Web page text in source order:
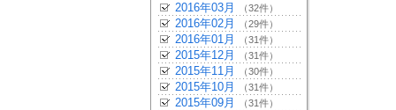
2016年03月 （32件）
2016年02月 （29件）
2016年01月 （31件）
2015年12月 （31件）
2015年11月 （30件）
2015年10月 （31件）
2015年09月 （31件）